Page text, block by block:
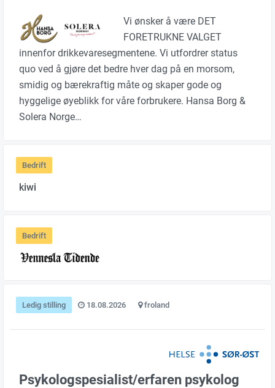
Vi ønsker å være DET
FORETRUKNE VALGET
innenfor drikkevaresegmentene. Vi utfordrer status
quo ved å gjøre det bedre hver dag på en morsom,
smidig og bærekraftig måte og skaper gode og
hyggelige øyeblikk for våre forbrukere. Hansa Borg &
Solera Norge…
Bedrift
kiwi
Bedrift
Ledig stilling 18.08.2026 froland
Psykologspesialist/erfaren psykolog